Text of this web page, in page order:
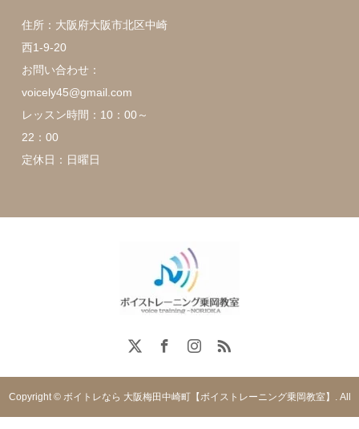
住所：大阪府大阪市北区中崎
西1-9-20
お問い合わせ：
voicely45@gmail.com
レッスン時間：10：00～
22：00
定休日：日曜日
Copyright © ボイトレなら 大阪梅田中崎町【ボイストレーニング乗岡教室】. All